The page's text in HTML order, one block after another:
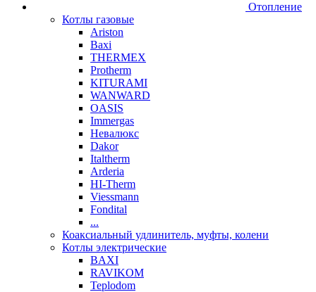
Отопление
Котлы газовые
Ariston
Baxi
THERMEX
Protherm
KITURAMI
WANWARD
OASIS
Immergas
Невалюкс
Dakor
Italtherm
Arderia
HI-Therm
Viessmann
Fondital
...
Коаксиальный удлинитель, муфты, колени
Котлы электрические
BAXI
RAVIKOM
Teplodom